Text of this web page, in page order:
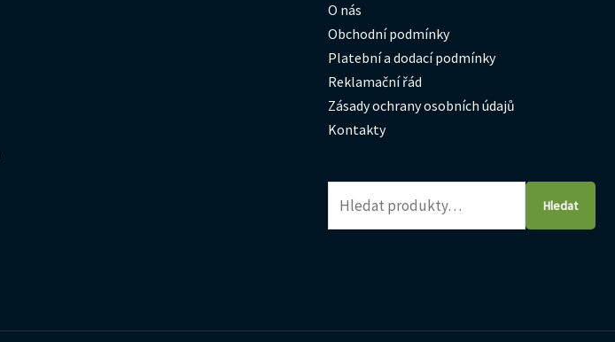
O nás
Obchodní podmínky
Platební a dodací podmínky
Reklamační řád
Zásady ochrany osobních údajů
Kontakty
Hledat